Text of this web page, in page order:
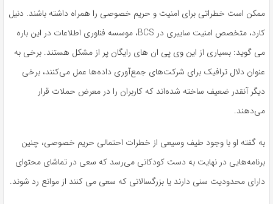
ممکن است خطراتی برای امنیت و حریم خصوصی را همراه داشته باشند. دنیل
کارد، متخصص امنیت سایبری در BCS، موسسه فناوری اطلاعات در این باره
می گوید: بسیاری از این وی پی ان های رایگان پر از مشکل هستند. برخی به
عنوان دلال ترافیک برای شرکت‌های جمع‌آوری داده‌ها عمل می‌کنند، برخی
دیگر آنقدر ضعیف ساخته شده‌اند که کاربران را در معرض حملات قرار
می‌دهند.
به گفته او با وجود طیف وسیعی از خطرات احتمالی حریم خصوصی، چنین
برنامه‌هایی در نهایت به دست کودکانی می‌رسد که سعی در تماشای محتوای
دارای محدودیت سنی دارند یا بزرگسالانی که سعی می کنند از موانع رد شوند.